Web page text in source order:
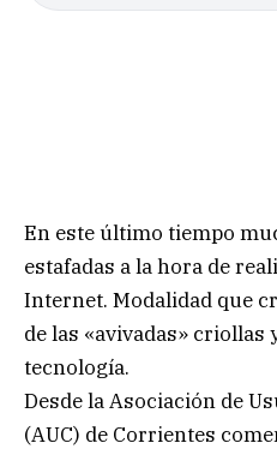
En este último tiempo
estafadas a la hora de
Internet. Modalidad que
de las «avivadas» criollas
tecnología.
Desde la Asociación de
(AUC) de Corrientes